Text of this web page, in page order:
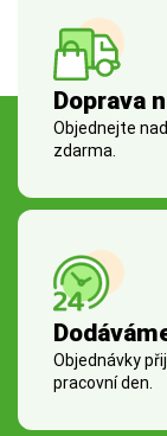
Doprava
Objednejte
zdarma.
Objednávky
pracovní den.